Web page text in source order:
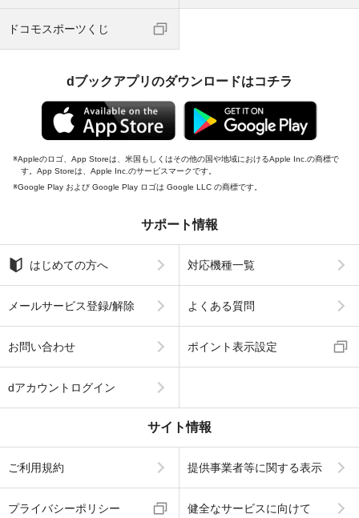
ドコモスポーツくじ
dブックアプリのダウンロードはコチラ
Appleのロゴ、App Storeは、米国もしくはその他の国や地域におけるApple Inc.の商標で
す。App Storeは、Apple Inc.のサービスマークです。
Google Play および Google Play ロゴは Google LLC の商標です。
サポート情報
はじめての方へ 対応機種一覧
メールサービス登録/解除 よくある質問
お問い合わせ ポイント表示設定
dアカウントログイン
サイト情報
ご利用規約 提供事業者等に関する表示
プライバシーポリシー 健全なサービスに向けて